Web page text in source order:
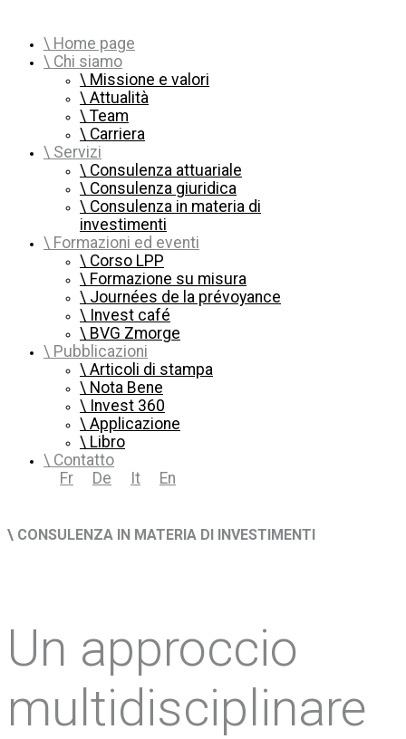
Home page
Chi siamo
Missione e valori
Attualità
Team
Carriera
Servizi
Consulenza attuariale
Consulenza giuridica
Consulenza in materia di
investimenti
Formazioni ed eventi
Corso LPP
Formazione su misura
Journées de la prévoyance
Invest café
BVG Zmorge
Pubblicazioni
Articoli di stampa
Nota Bene
Invest 360
Applicazione
Libro
Contatto
Fr
De It En
\ CONSULENZA IN MATERIA DI INVESTIMENTI
Un approccio
multidisciplinare